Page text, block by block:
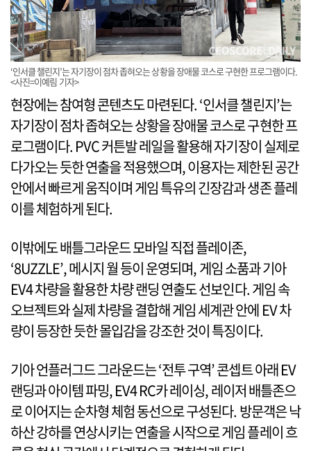
‘인서클 챌린지’는 자기장이 점차 좁혀오는 상황을 장애물 코스로 구현한 프로그램이다.
<사진=이예림 기자>
현장에는 참여형 콘텐츠도 마련된다. ‘인서클 챌린지’는
자기장이 점차 좁혀오는 상황을 장애물 코스로 구현한 프
로그램이다. PVC 커튼발 레일을 활용해 자기장이 실제로
다가오는 듯한 연출을 적용했으며, 이용자는 제한된 공간
안에서 빠르게 움직이며 게임 특유의 긴장감과 생존 플레
이를 체험하게 된다.
이밖에도 배틀그라운드 모바일 직접 플레이존,
‘8UZZLE’, 메시지 월 등이 운영되며, 게임 소품과 기아
EV4 차량을 활용한 차량 랜딩 연출도 선보인다. 게임 속
오브젝트와 실제 차량을 결합해 게임 세계관 안에 EV 차
량이 등장한 듯한 몰입감을 강조한 것이 특징이다.
기아 언플러그드 그라운드는 ‘전투 구역’ 콘셉트 아래 EV
랜딩과 아이템 파밍, EV4 RC카 레이싱, 레이저 배틀존으
로 이어지는 순차형 체험 동선으로 구성된다. 방문객은 낙
하산 강하를 연상시키는 연출을 시작으로 게임 플레이 흐